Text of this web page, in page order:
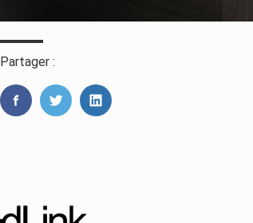
Partager :
FaceBookTwitterLinkedIn